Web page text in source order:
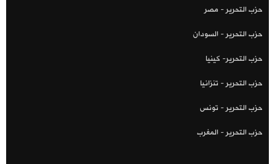
حزب التحرير - مصر
حزب التحرير - السودان
حزب التحرير- كينيا
حزب التحرير - تنزانيا
حزب التحرير - تونس
حزب التحرير - المغرب